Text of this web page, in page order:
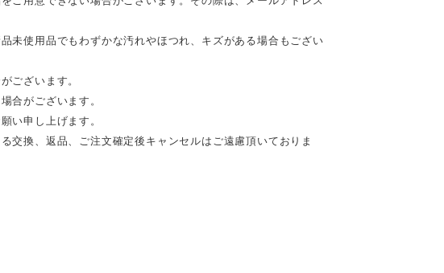
未使用品でもわずかな汚れやほつれ、キズがある場合もござい
ございます。
合がございます。
い申し上げます。
交換、返品、ご注文確定後キャンセルはご遠慮頂いておりま